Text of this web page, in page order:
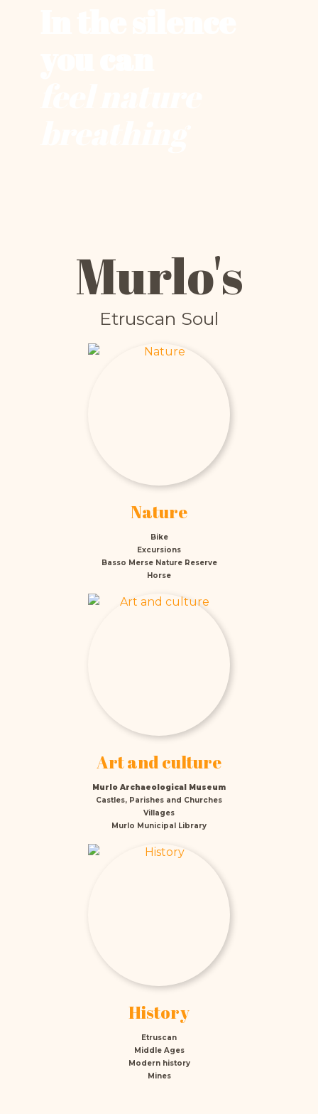
Murlo's
Etruscan Soul
Nature
Bike
Excursions
Basso Merse Nature Reserve
Horse
Art and culture
Murlo Archaeological Museum
Castles, Parishes and Churches
Villages
Murlo Municipal Library
History
Etruscan
Middle Ages
Modern history
Mines